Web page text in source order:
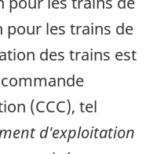
pour les trains de
des trains est
(CCC), tel
d'exploitation